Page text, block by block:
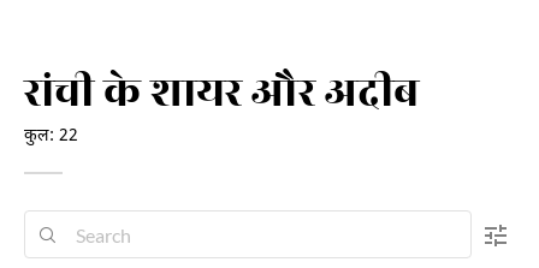
रांची के शायर और अदीब
कुल: 22